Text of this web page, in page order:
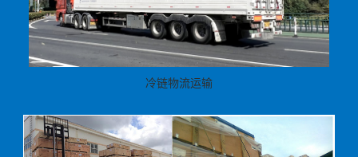
冷链物流运输